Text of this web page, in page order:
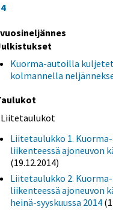
Kuorma-autoilla
kolmannella
Liitetaulukot
Liitetaulukko 1.
liikenteessä ajoneuvon
(19.12.2014)
Liitetaulukko 2.
liikenteessä ajoneuvon
heinä-syyskuussa 2014